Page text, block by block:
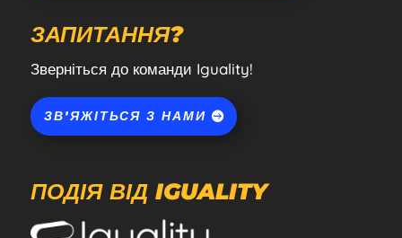
ЗАПИТАННЯ?
Зверніться до команди Iguality!
ЗВ'ЯЖІТЬСЯ З НАМИ
ПОДІЯ ВІД IGUALITY